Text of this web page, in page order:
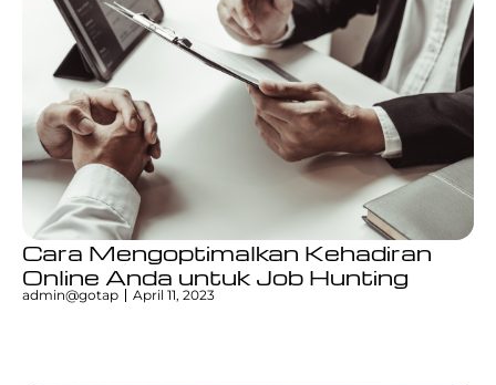
Cara Mengoptimalkan Kehadiran
Online Anda untuk Job Hunting
admin@gotap April 11, 2023